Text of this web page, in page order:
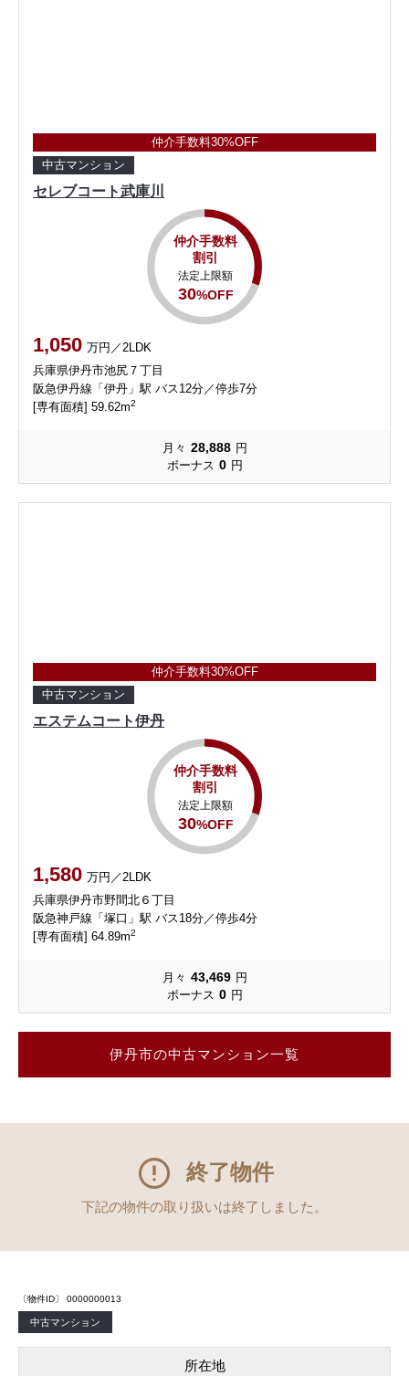
仲介手数料30%OFF
中古マンション
セレブコート武庫川
仲介手数料
割引
法定上限額
30%OFF
1,050 万円／2LDK
兵庫県伊丹市池尻７丁目
阪急伊丹線「伊丹」駅 バス12分／停歩7分
[専有面積] 59.62m2
月々 28,888 円
ボーナス 0 円
仲介手数料30%OFF
中古マンション
エステムコート伊丹
仲介手数料
割引
法定上限額
30%OFF
1,580 万円／2LDK
兵庫県伊丹市野間北６丁目
阪急神戸線「塚口」駅 バス18分／停歩4分
[専有面積] 64.89m2
月々 43,469 円
ボーナス 0 円
伊丹市の中古マンション一覧
終了物件
下記の物件の取り扱いは終了しました。
〔物件ID〕 0000000013
中古マンション
所在地